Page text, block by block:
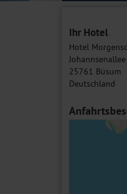
Ihr Hotel
Hotel
25761 Büsum
Deutschland